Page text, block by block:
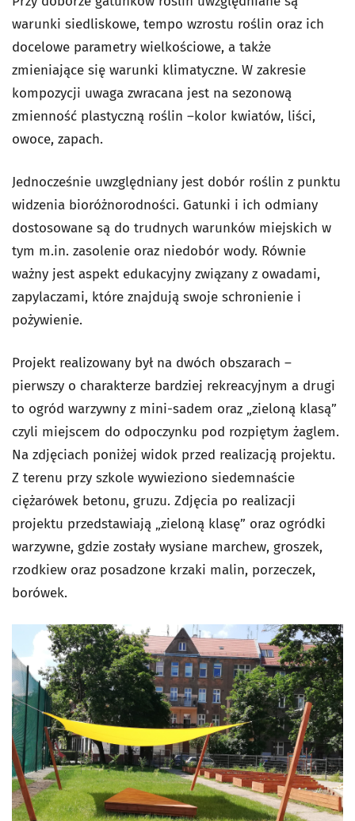
warunki siedliskowe, tempo wzrostu roślin oraz ich
docelowe parametry wielkościowe, a także
zmieniające się warunki klimatyczne. W zakresie
kompozycji uwaga zwracana jest na sezonową
zmienność plastyczną roślin –kolor kwiatów, liści,
owoce, zapach.
Jednocześnie uwzględniany jest dobór roślin z punktu
widzenia bioróżnorodności. Gatunki i ich odmiany
dostosowane są do trudnych warunków miejskich w
tym m.in. zasolenie oraz niedobór wody. Równie
ważny jest aspekt edukacyjny związany z owadami,
zapylaczami, które znajdują swoje schronienie i
pożywienie.
Projekt realizowany był na dwóch obszarach –
pierwszy o charakterze bardziej rekreacyjnym a drugi
to ogród warzywny z mini-sadem oraz „zieloną klasą”
czyli miejscem do odpoczynku pod rozpiętym żaglem.
Na zdjęciach poniżej widok przed realizacją projektu.
Z terenu przy szkole wywieziono siedemnaście
ciężarówek betonu, gruzu. Zdjęcia po realizacji
projektu przedstawiają „zieloną klasę” oraz ogródki
warzywne, gdzie zostały wysiane marchew, groszek,
rzodkiew oraz posadzone krzaki malin, porzeczek,
borówek.